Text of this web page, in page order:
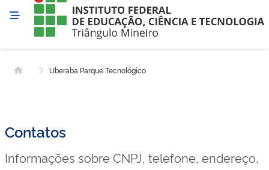
Página inicialUberaba Parque Tecnológico
Contatos
Informações sobre CNPJ, telefone, endereço,